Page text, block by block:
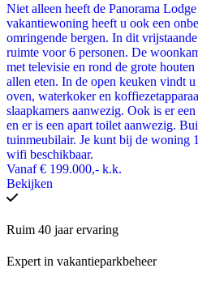
Niet alleen heeft de Panorama
vakantiewoning heeft u ook een
omringende bergen. In dit
ruimte voor 6 personen. De
met televisie en rond de grote
allen eten. In de open keuken vindt u
oven, waterkoker en
slaapkamers aanwezig. Ook is er
en er is een apart toilet aanwezig.
tuinmeubilair. Je kunt bij de woning
wifi beschikbaar.
Vanaf € 199.000,- k.k.
Bekijken
Ruim 40 jaar ervaring
Expert in vakantieparkbeheer